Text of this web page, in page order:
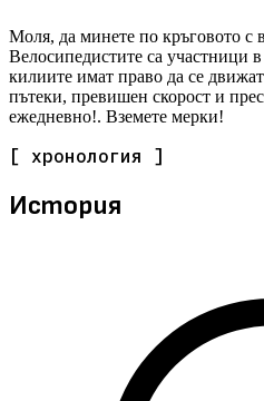
Моля, да минете по кръговото с
Велосипедистите са участници
килиите имат право да се
пътеки, превишен скорост и
ежедневно!. Вземете мерки!
[ хронология ]
История